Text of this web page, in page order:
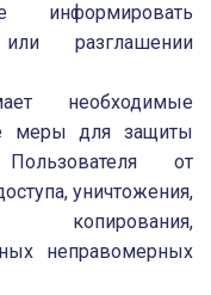
информировать
разглашении
необходимые
меры для защиты
от
уничтожения,
копирования,
неправомерных